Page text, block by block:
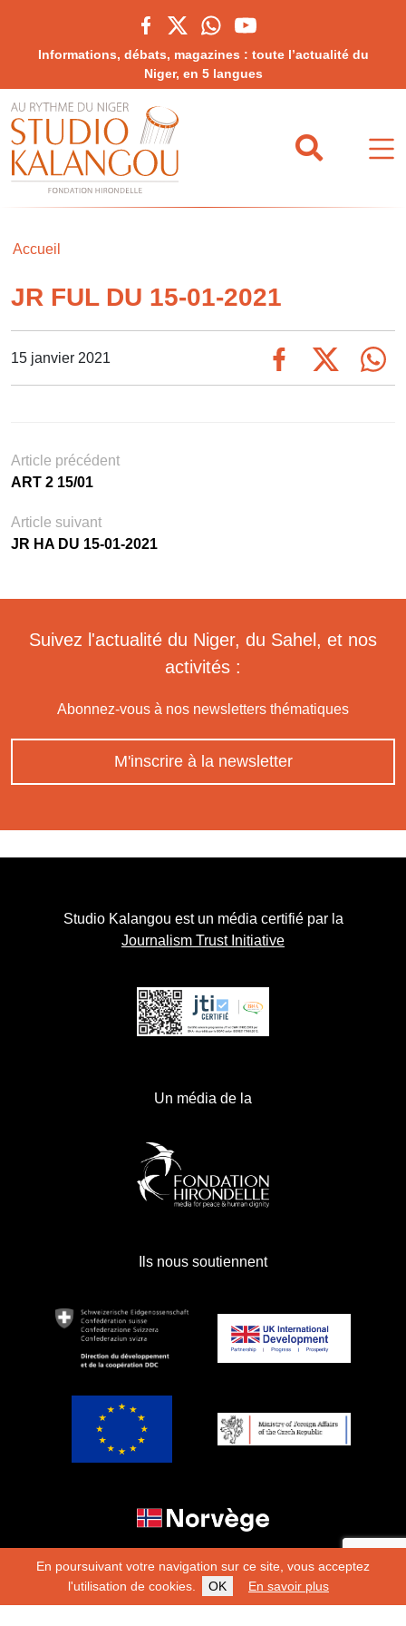
En poursuivant votre navigation sur ce site, vous acceptez
l'utilisation de cookies.
OK En savoir plus
Informations, débats, magazines : toute l’actualité du
Niger, en 5 langues
Accueil
JR FUL DU 15-01-2021
15 janvier 2021
Article précédent
ART 2 15/01
Article suivant
JR HA DU 15-01-2021
Suivez l'actualité du Niger, du Sahel, et nos
activités :
Abonnez-vous à nos newsletters thématiques
M'inscrire à la newsletter
Studio Kalangou est un média certifié par la
Journalism Trust Initiative
Un média de la
Ils nous soutiennent